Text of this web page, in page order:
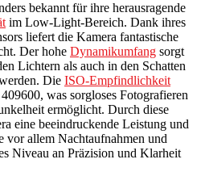
bekannt für ihre herausragende
im Low-Light-Bereich. Dank ihres
liefert die Kamera fantastische
Der hohe Dynamikumfang sorgt
Lichtern als auch in den Schatten
Die ISO-Empfindlichkeit
was sorgloses Fotografieren
ermöglicht. Durch diese
eine beeindruckende Leistung und
vor allem Nachtaufnahmen und
Niveau an Präzision und Klarheit